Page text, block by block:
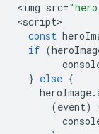
<img src=
<script
const
if (
} else {
heroImage.
(event)